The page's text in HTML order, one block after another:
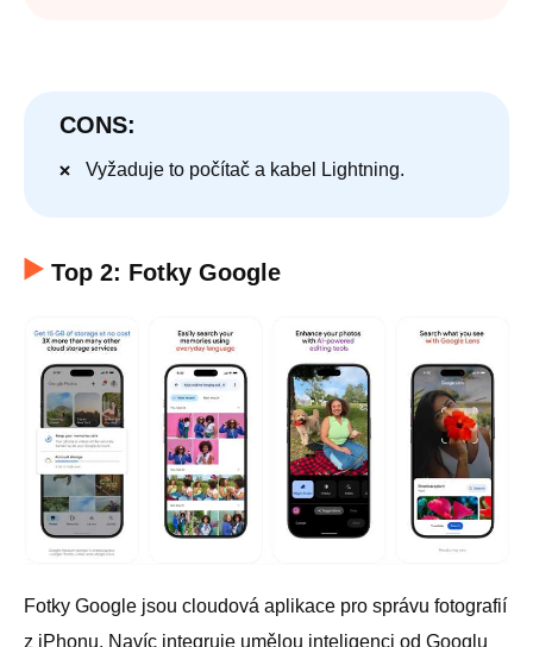
CONS:
Vyžaduje to počítač a kabel Lightning.
Top 2: Fotky Google
Fotky Google jsou cloudová aplikace pro správu fotografií
z iPhonu. Navíc integruje umělou inteligenci od Googlu